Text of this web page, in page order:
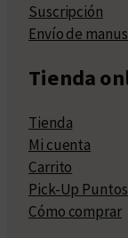
Suscripción
Envío de
Tienda
Tienda
Mi cuenta
Carrito
Pick-Up
Cómo comprar